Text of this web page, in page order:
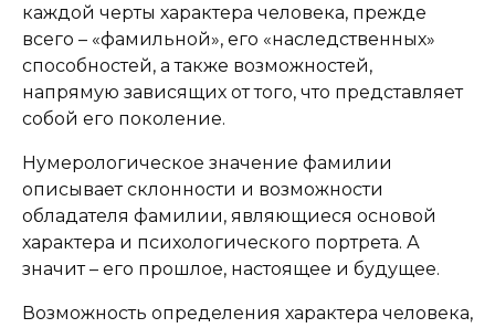
каждой черты характера человека, прежде
всего – «фамильной», его «наследственных»
способностей, а также возможностей,
напрямую зависящих от того, что представляет
собой его поколение.
Нумерологическое значение фамилии
описывает склонности и возможности
обладателя фамилии, являющиеся основой
характера и психологического портрета. А
значит – его прошлое, настоящее и будущее.
Возможность определения характера человека,